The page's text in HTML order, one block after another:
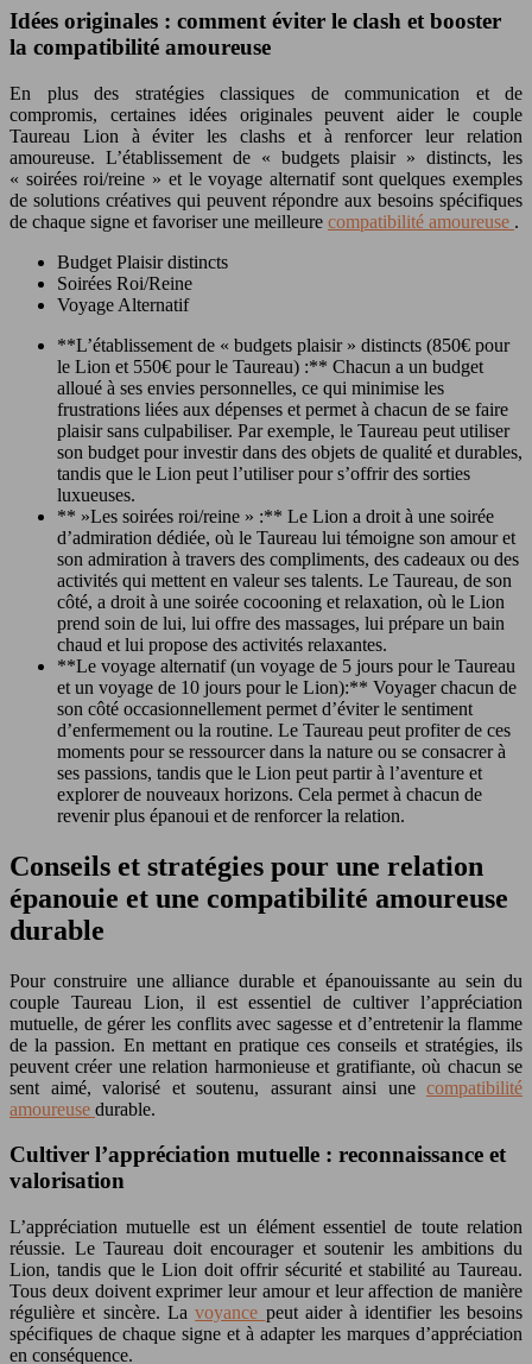
Idées originales : comment éviter le clash et booster
la compatibilité amoureuse
En plus des stratégies classiques de communication et de
compromis, certaines idées originales peuvent aider le couple
Taureau Lion à éviter les clashs et à renforcer leur relation
amoureuse. L’établissement de « budgets plaisir » distincts, les
« soirées roi/reine » et le voyage alternatif sont quelques exemples
de solutions créatives qui peuvent répondre aux besoins spécifiques
de chaque signe et favoriser une meilleure compatibilité amoureuse .
Budget Plaisir distincts
Soirées Roi/Reine
Voyage Alternatif
**L’établissement de « budgets plaisir » distincts (850€ pour
le Lion et 550€ pour le Taureau) :** Chacun a un budget
alloué à ses envies personnelles, ce qui minimise les
frustrations liées aux dépenses et permet à chacun de se faire
plaisir sans culpabiliser. Par exemple, le Taureau peut utiliser
son budget pour investir dans des objets de qualité et durables,
tandis que le Lion peut l’utiliser pour s’offrir des sorties
luxueuses.
** »Les soirées roi/reine » :** Le Lion a droit à une soirée
d’admiration dédiée, où le Taureau lui témoigne son amour et
son admiration à travers des compliments, des cadeaux ou des
activités qui mettent en valeur ses talents. Le Taureau, de son
côté, a droit à une soirée cocooning et relaxation, où le Lion
prend soin de lui, lui offre des massages, lui prépare un bain
chaud et lui propose des activités relaxantes.
**Le voyage alternatif (un voyage de 5 jours pour le Taureau
et un voyage de 10 jours pour le Lion):** Voyager chacun de
son côté occasionnellement permet d’éviter le sentiment
d’enfermement ou la routine. Le Taureau peut profiter de ces
moments pour se ressourcer dans la nature ou se consacrer à
ses passions, tandis que le Lion peut partir à l’aventure et
explorer de nouveaux horizons. Cela permet à chacun de
revenir plus épanoui et de renforcer la relation.
Conseils et stratégies pour une relation
épanouie et une compatibilité amoureuse
durable
Pour construire une alliance durable et épanouissante au sein du
couple Taureau Lion, il est essentiel de cultiver l’appréciation
mutuelle, de gérer les conflits avec sagesse et d’entretenir la flamme
de la passion. En mettant en pratique ces conseils et stratégies, ils
peuvent créer une relation harmonieuse et gratifiante, où chacun se
sent aimé, valorisé et soutenu, assurant ainsi une compatibilité
amoureuse durable.
Cultiver l’appréciation mutuelle : reconnaissance et
valorisation
L’appréciation mutuelle est un élément essentiel de toute relation
réussie. Le Taureau doit encourager et soutenir les ambitions du
Lion, tandis que le Lion doit offrir sécurité et stabilité au Taureau.
Tous deux doivent exprimer leur amour et leur affection de manière
régulière et sincère. Lavoyance peut aider à identifier les besoins
spécifiques de chaque signe et à adapter les marques d’appréciation
en conséquence.